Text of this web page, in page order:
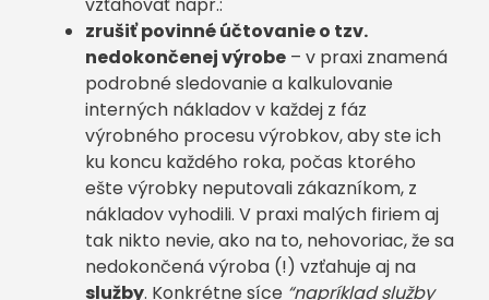
zrušiť povinné účtovanie o tzv.
nedokončenej výrobe – v praxi znamená
podrobné sledovanie a kalkulovanie
interných nákladov v každej z fáz
výrobného procesu výrobkov, aby ste ich
ku koncu každého roka, počas ktorého
ešte výrobky neputovali zákazníkom, z
nákladov vyhodili. V praxi malých firiem aj
tak nikto nevie, ako na to, nehovoriac, že sa
nedokončená výroba (!) vzťahuje aj na
služby. Konkrétne síce “napríklad služby